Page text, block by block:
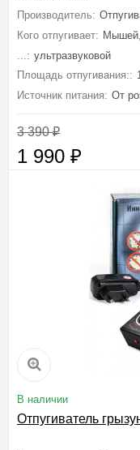
Производитель:
Кого отпугивает:
...: ультразвуковой
Площадь отпугивания::
Источник питания: От
3 390₽
1 990 ₽
В наличии
Отпугиватель